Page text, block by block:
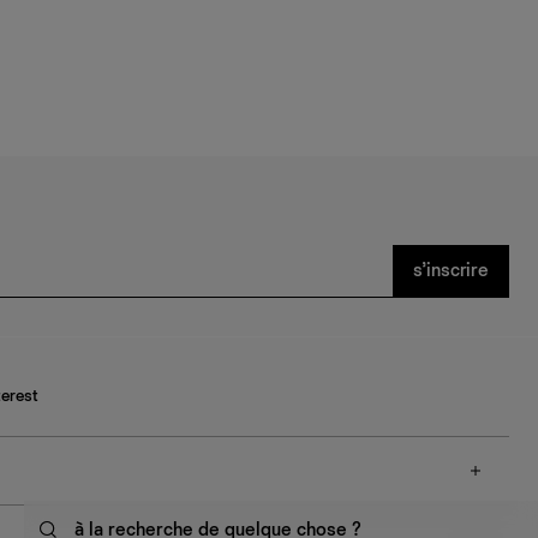
à la recherche de quelque chose ?
s’inscrire